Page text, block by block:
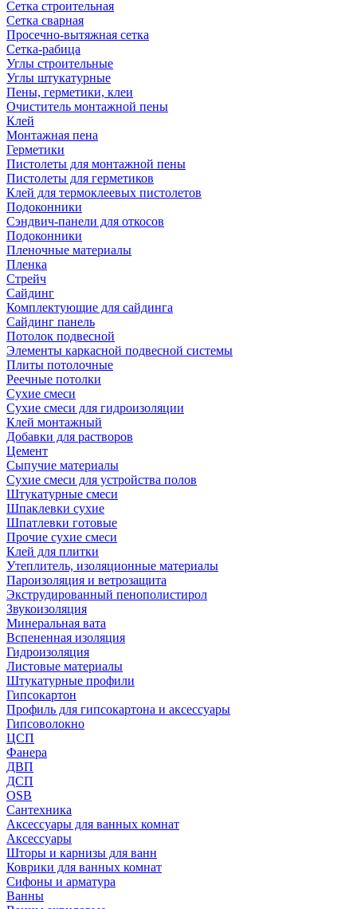
Сетка строительная
Сетка сварная
Просечно-вытяжная сетка
Сетка-рабица
Углы строительные
Углы штукатурные
Пены, герметики, клеи
Очиститель монтажной пены
Клей
Монтажная пена
Герметики
Пистолеты для монтажной пены
Пистолеты для герметиков
Клей для термоклеевых пистолетов
Подоконники
Сэндвич-панели для откосов
Подоконники
Пленочные материалы
Пленка
Стрейч
Сайдинг
Комплектующие для сайдинга
Сайдинг панель
Потолок подвесной
Элементы каркасной подвесной системы
Плиты потолочные
Реечные потолки
Сухие смеси
Сухие смеси для гидроизоляции
Клей монтажный
Добавки для растворов
Цемент
Сыпучие материалы
Сухие смеси для устройства полов
Штукатурные смеси
Шпаклевки сухие
Шпатлевки готовые
Прочие сухие смеси
Клей для плитки
Утеплитель, изоляционные материалы
Пароизоляция и ветрозащита
Экструдированный пенополистирол
Звукоизоляция
Минеральная вата
Вспененная изоляция
Гидроизоляция
Листовые материалы
Штукатурные профили
Гипсокартон
Профиль для гипсокартона и аксессуары
Гипсоволокно
ЦСП
Фанера
ДВП
ДСП
OSB
Сантехника
Аксессуары для ванных комнат
Аксессуары
Шторы и карнизы для ванн
Коврики для ванных комнат
Сифоны и арматура
Ванны